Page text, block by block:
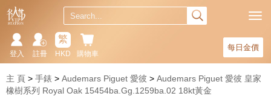
每日金價
購物車
繁
HKD
註冊
登入
主 頁 手錶 Audemars Piguet 愛彼
Audemars Piguet 愛彼 皇家
橡樹系列 Royal Oak 15454ba.Gg.1259ba.02 18kt黃金